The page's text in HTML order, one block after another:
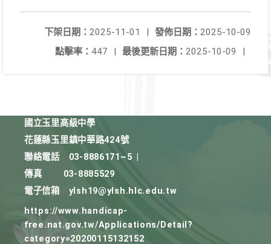
發佈日期： 2025-10-09
下架日期： 2025-11-01
|
最後更新日期： 2025-10-09 |
點擊率： 447 |
國立玉里高級中學
花蓮縣玉里鎮中華路424號
聯絡電話
03-8886171~5
傳真
03-8885529
電子信箱
ylsh19@ylsh.hlc.edu.tw
https://www.handicap-
free.nat.gov.tw/Applications/Detail?
category=20200115132152